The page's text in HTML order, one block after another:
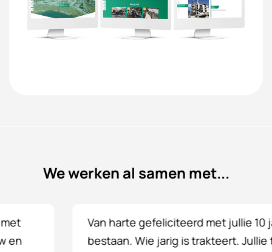
We werken al samen met...
Van harte gefeliciteerd met jullie 10 jarig
bestaan. Wie jarig is trakteert. Jullie team is